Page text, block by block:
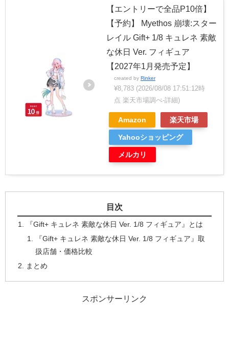
【エントリーで全品P10倍】
【予約】 Myethos 崩壊:スター
レイル Gift+ 1/8 キュレネ 素敵
な休日 Ver. フィギュア
【2027年1月発売予定】
created by Rinker
¥8,783 (2026/08/08 17:51:12時
点 楽天市場調べ-詳細)
Amazon 楽天市場
Yahooショッピング
メルカリ
目次
『Gift+ キュレネ 素敵な休日 Ver. 1/8 フィギュア』とは
『Gift+ キュレネ 素敵な休日 Ver. 1/8 フィギュア』取
扱店舗・価格比較
まとめ
スポンサーリンク